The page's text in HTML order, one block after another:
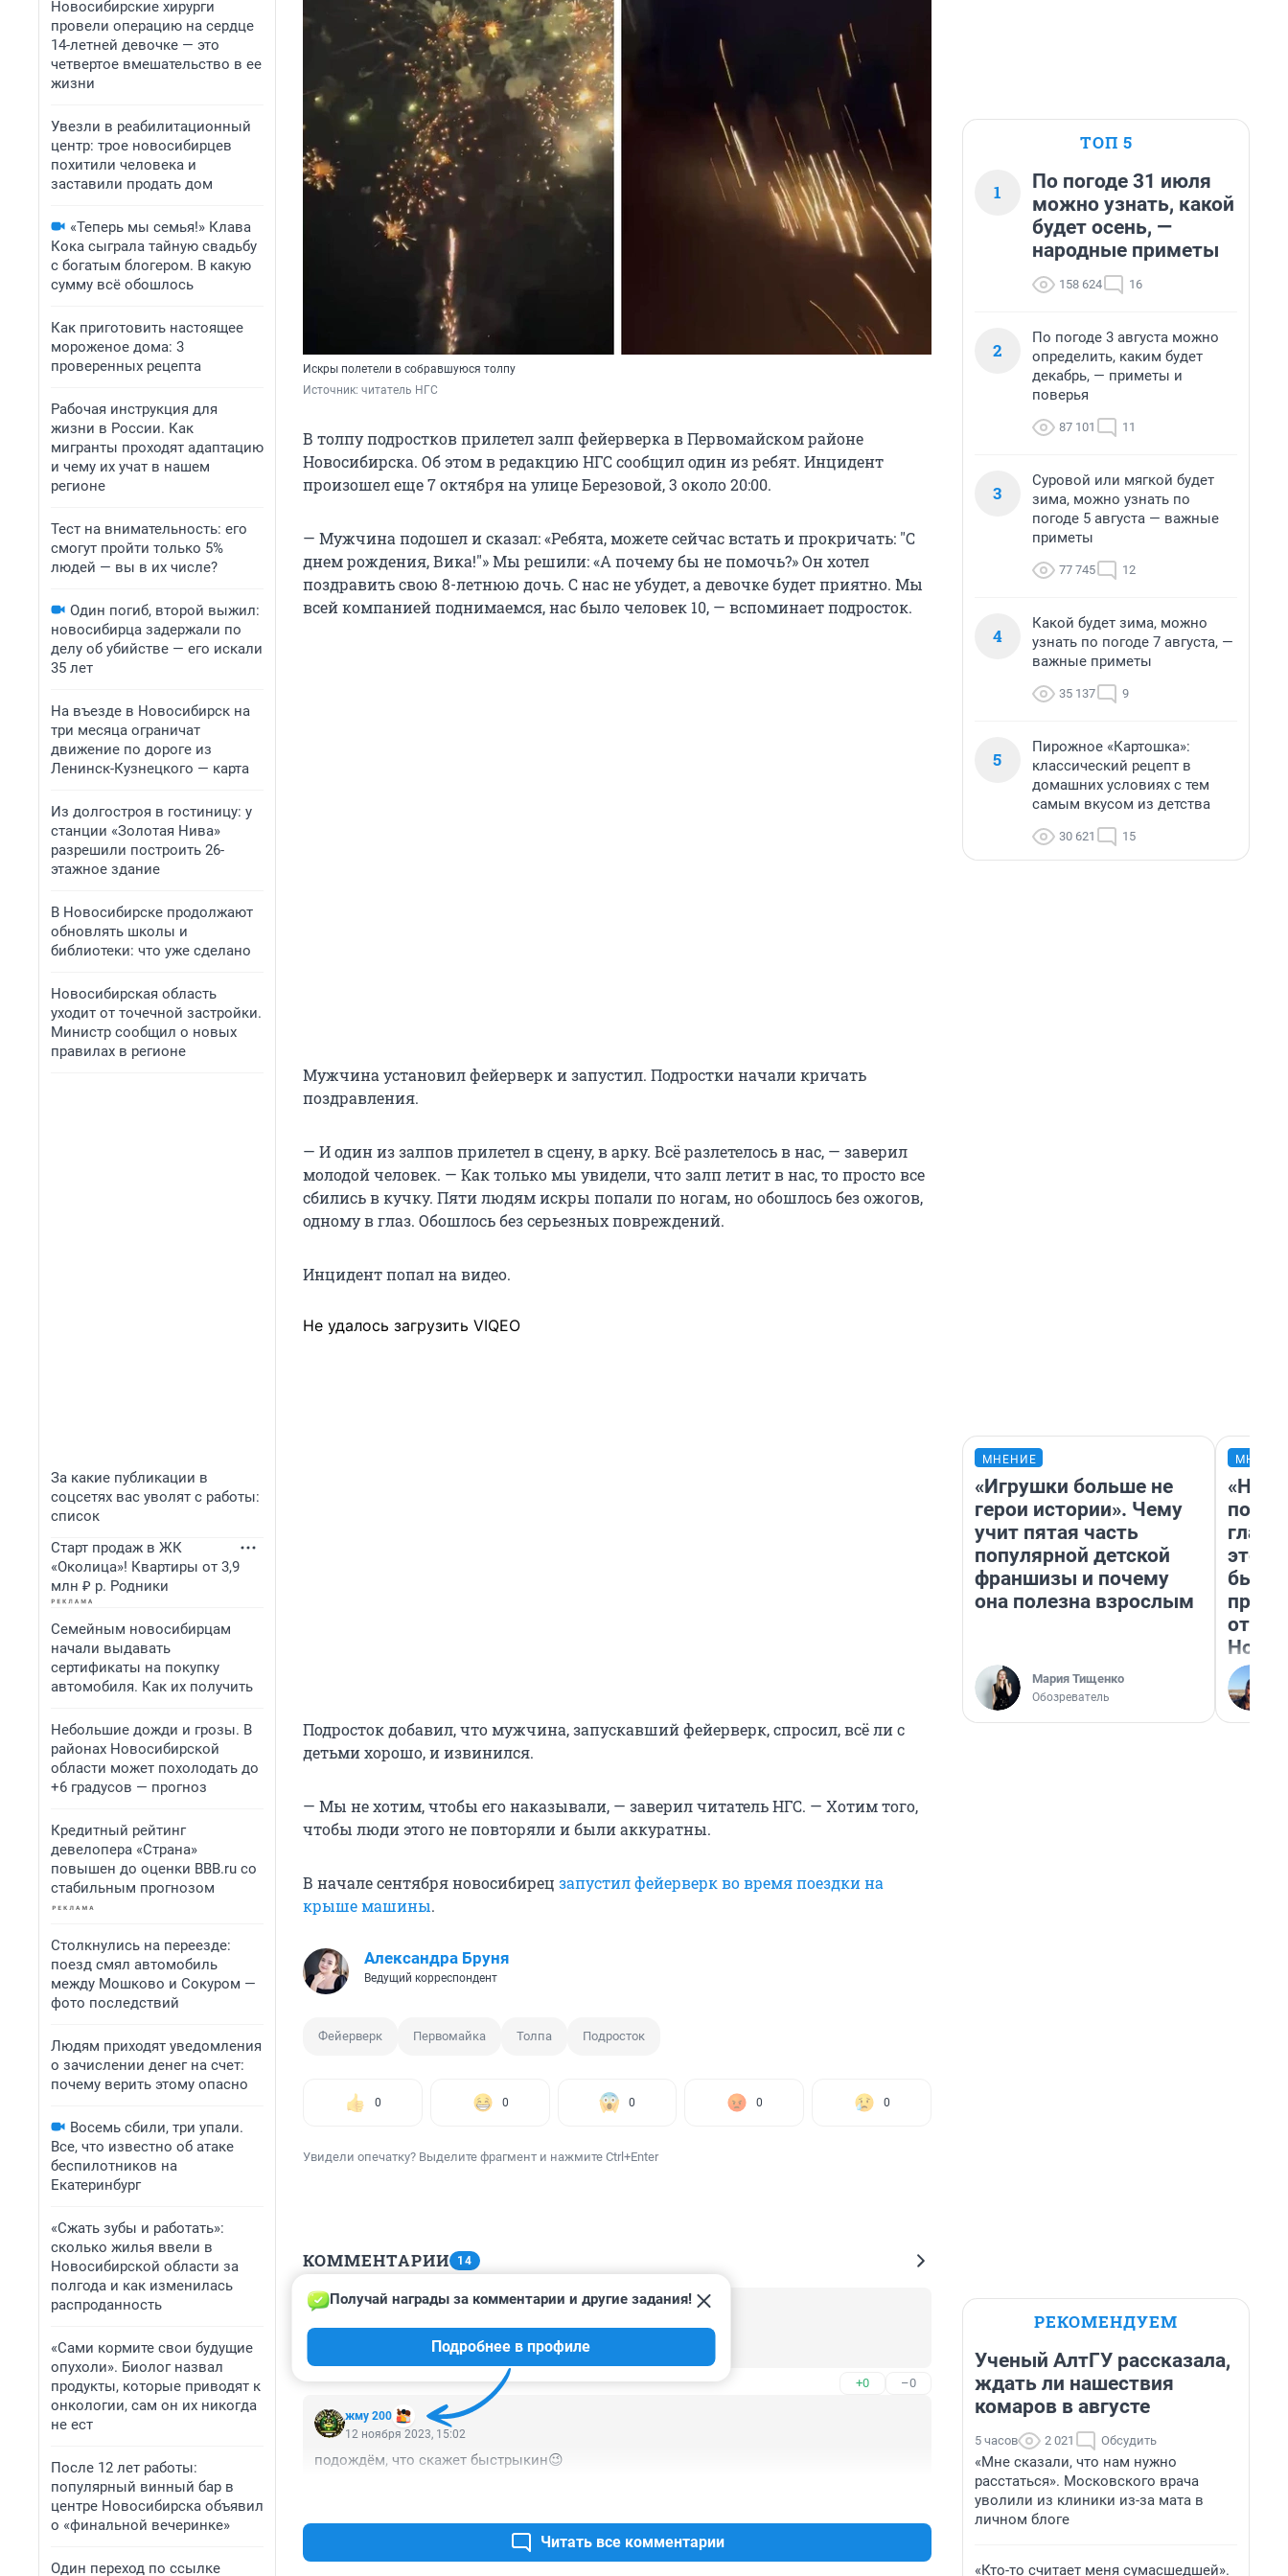
Новосибирские хирурги
провели операцию на сердце
14-летней девочке — это
четвертое вмешательство в ее
жизни
Увезли в реабилитационный
центр: трое новосибирцев
похитили человека и
заставили продать дом
«Теперь мы семья!» Клава
Кока сыграла тайную свадьбу
с богатым блогером. В какую
сумму всё обошлось
Как приготовить настоящее
мороженое дома: 3
проверенных рецепта
Рабочая инструкция для
жизни в России. Как
мигранты проходят адаптацию
и чему их учат в нашем
регионе
Тест на внимательность: его
смогут пройти только 5%
людей — вы в их числе?
Один погиб, второй выжил:
новосибирца задержали по
делу об убийстве — его искали
35 лет
На въезде в Новосибирск на
три месяца ограничат
движение по дороге из
Ленинск-Кузнецкого — карта
Из долгостроя в гостиницу: у
станции «Золотая Нива»
разрешили построить 26-
этажное здание
В Новосибирске продолжают
обновлять школы и
библиотеки: что уже сделано
Новосибирская область
уходит от точечной застройки.
Министр сообщил о новых
правилах в регионе
За какие публикации в
соцсетях вас уволят с работы:
список
Старт продаж в ЖК
«Околица»! Квартиры от 3,9
млн ₽ р. Родники
Семейным новосибирцам
начали выдавать
сертификаты на покупку
автомобиля. Как их получить
Небольшие дожди и грозы. В
районах Новосибирской
области может похолодать до
+6 градусов — прогноз
Кредитный рейтинг
девелопера «Страна»
повышен до оценки BBB.ru со
стабильным прогнозом
Столкнулись на переезде:
поезд смял автомобиль
между Мошково и Сокуром —
фото последствий
Людям приходят уведомления
о зачислении денег на счет:
почему верить этому опасно
Восемь сбили, три упали.
Все, что известно об атаке
беспилотников на
Екатеринбург
«Сжать зубы и работать»:
сколько жилья ввели в
Новосибирской области за
полгода и как изменилась
распроданность
«Сами кормите свои будущие
опухоли». Биолог назвал
продукты, которые приводят к
онкологии, сам он их никогда
не ест
После 12 лет работы:
популярный винный бар в
центре Новосибирска объявил
о «финальной вечеринке»
Один переход по ссылке
Искры полетели в собравшуюся толпу
Источник: читатель НГС
В толпу подростков прилетел залп фейерверка в Первомайском районе
Новосибирска. Об этом в редакцию НГС сообщил один из ребят. Инцидент
произошел еще 7 октября на улице Березовой, 3 около 20:00.
— Мужчина подошел и сказал: «Ребята, можете сейчас встать и прокричать: "С
днем рождения, Вика!"» Мы решили: «А почему бы не помочь?» Он хотел
поздравить свою 8-летнюю дочь. С нас не убудет, а девочке будет приятно. Мы
всей компанией поднимаемся, нас было человек 10, — вспоминает подросток.
Мужчина установил фейерверк и запустил. Подростки начали кричать
поздравления.
— И один из залпов прилетел в сцену, в арку. Всё разлетелось в нас, — заверил
молодой человек. — Как только мы увидели, что залп летит в нас, то просто все
сбились в кучку. Пяти людям искры попали по ногам, но обошлось без ожогов,
одному в глаз. Обошлось без серьезных повреждений.
Инцидент попал на видео.
Не удалось загрузить VIQEO
Подросток добавил, что мужчина, запускавший фейерверк, спросил, всё ли с
детьми хорошо, и извинился.
— Мы не хотим, чтобы его наказывали, — заверил читатель НГС. — Хотим того,
чтобы люди этого не повторяли и были аккуратны.
В начале сентября новосибирец запустил фейерверк во время поездки на
крыше машины.
Александра Бруня
Ведущий корреспондент
Фейерверк Первомайка Толпа Подросток
0 0 0 0 0
Увидели опечатку? Выделите фрагмент и нажмите Ctrl+Enter
КОММЕНТАРИИ 14
Гость
Лимита шикует живя на 19кв.м
+0 –0
жму 200
Получай награды за комментарии и другие задания!
Подробнее в профиле
12 ноября 2023, 15:02
подождём, что скажет быстрыкин😉
Читать все комментарии
ТОП 5
1
По погоде 31 июля
можно узнать, какой
будет осень, —
народные приметы
158 624 16
2
По погоде 3 августа можно
определить, каким будет
декабрь, — приметы и
поверья
87 101 11
3
Суровой или мягкой будет
зима, можно узнать по
погоде 5 августа — важные
приметы
77 745 12
4
Какой будет зима, можно
узнать по погоде 7 августа, —
важные приметы
35 137 9
5
Пирожное «Картошка»:
классический рецепт в
домашних условиях с тем
самым вкусом из детства
30 621 15
МНЕНИЕ
«Игрушки больше не
герои истории». Чему
учит пятая часть
популярной детской
франшизы и почему
она полезна взрослым
Мария Тищенко
Обозреватель
этого
бьет
РЕКОМЕНДУЕМ
Ученый АлтГУ рассказала,
ждать ли нашествия
комаров в августе
5 часов 2 021 Обсудить
«Мне сказали, что нам нужно
расстаться». Московского врача
уволили из клиники из-за мата в
личном блоге
«Кто-то считает меня сумасшедшей».